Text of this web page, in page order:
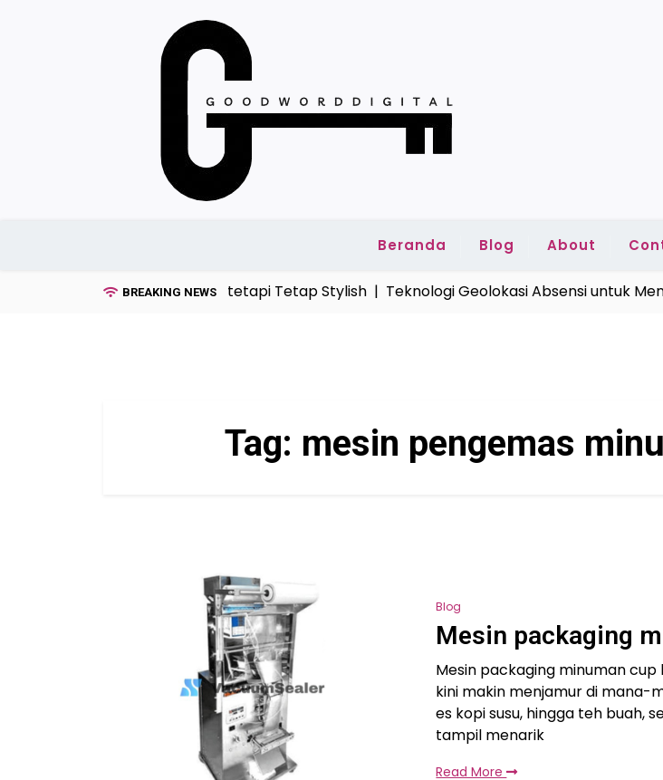
Beranda Blog About
BREAKING NEWS
Kaos Pria Tahun Ini, Simpel tetapi Tetap Stylish |Teknologi Geolokasi Absensi untuk
Tag: mesin pengemas
Blog
Mesin packaging
Mesin packaging minuman cup
kini makin menjamur di mana-
es kopi susu, hingga teh buah,
tampil menarik
Read More